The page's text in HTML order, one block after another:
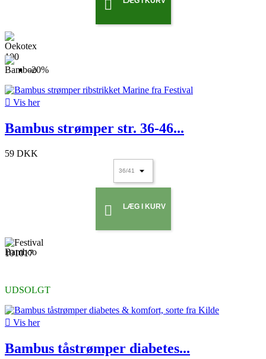

-20%
 Vis her
Bambus strømper str. 36-46...
59 DKK
 LÆG I KURV
UDSOLGT
 Vis her
Bambus tåstrømper diabetes...